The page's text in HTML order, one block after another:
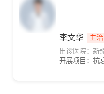
李文华
主
出诊医院：新
开展项目：抗